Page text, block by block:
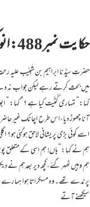
حکایت نمبر488: انوکھی قناعت
حضرتِ سیِّدُنا ابراہیم بن شَبِیْب علیہ
میں بحث کرتے رہے لیکن جواب نہ
کہا:” تمہاری کُنْیَت کیا ہے ؟” کہا: ”
آنا چھوڑ دیا،اس طرح اچانک
اسے کوئی بڑی پریشانی لاحق ہوگئی
ہم نے کہا:” ہاں! ہم اسی کے متعلق
ہم وہیں ٹھہر گئے،کچھ دیر بعدہم
پرندے تھے۔وہ مسکراتا ہوا
سیکھنے آتے